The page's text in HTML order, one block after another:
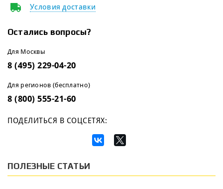
Условия доставки
Остались вопросы?
Для Москвы
8 (495) 229-04-20
Для регионов (бесплатно)
8 (800) 555-21-60
ПОДЕЛИТЬСЯ В СОЦСЕТЯХ:
ПОЛЕЗНЫЕ СТАТЬИ